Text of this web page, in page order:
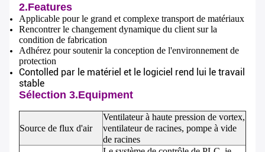
2.Features
Applicable pour le grand et complexe transport de matériaux
Rencontrer le changement dynamique du client sur la
condition de fabrication
Adhérez pour soutenir la conception de l'environnement de
protection
Contolled par le matériel et le logiciel rend lui le travail
stable
Sélection 3.Equipment
Source de flux d'air
Ventilateur à haute pression de vortex,
ventilateur de racines, pompe à vide
de racines